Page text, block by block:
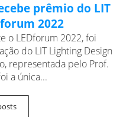
prêmio do LIT
2022
o LEDforum 2022, foi
do LIT Lighting Design
representada pelo Prof.
a única...